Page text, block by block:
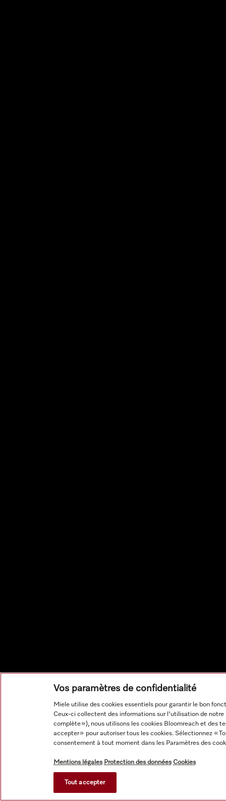
Vos paramètres de confidentialité
Miele utilise des cookies essentiels pour garantir le bon
Ceux-ci collectent des informations sur l'utilisation de notre
complète »), nous utilisons les cookies Bloomreach et des
accepter » pour autoriser tous les cookies. Sélectionnez «
consentement à tout moment dans les Paramètres des
Mentions légales Protection des données Cookies
Tout accepter